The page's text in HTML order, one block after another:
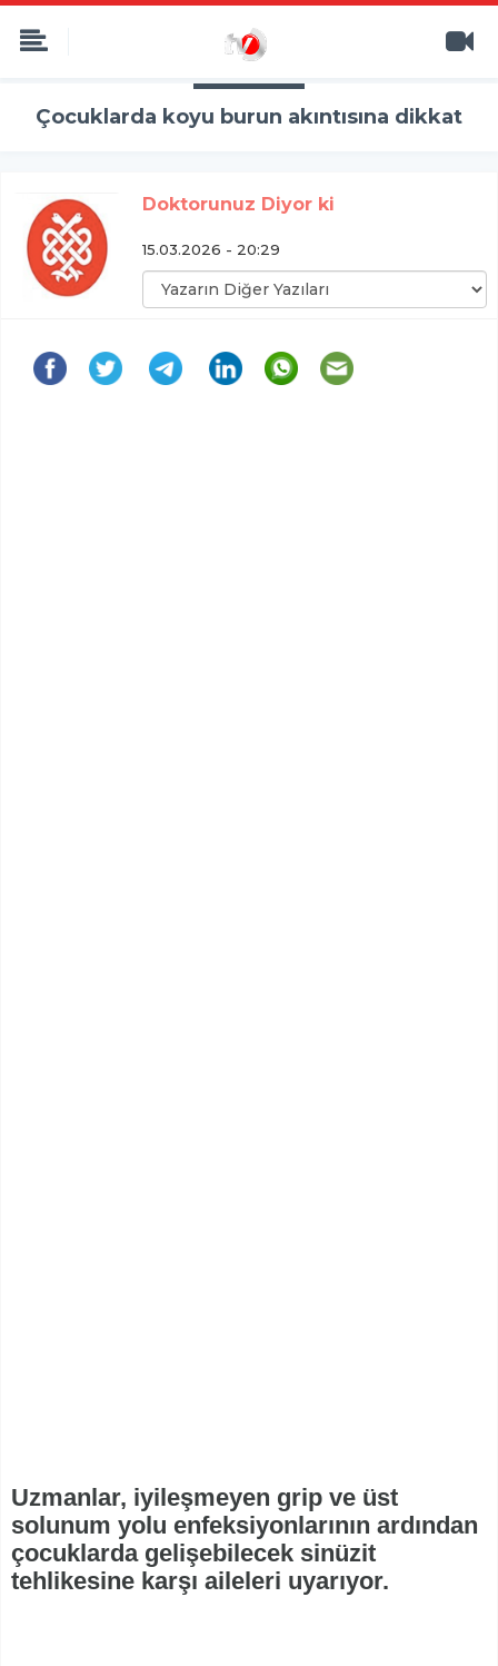
Çocuklarda koyu burun akıntısına dikkat
Doktorunuz Diyor ki
15.03.2026 - 20:29
Uzmanlar, iyileşmeyen grip ve üst
solunum yolu enfeksiyonlarının ardından
çocuklarda gelişebilecek sinüzit
tehlikesine karşı aileleri uyarıyor.